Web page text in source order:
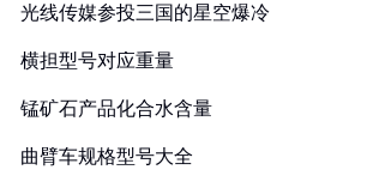
光线传媒参投三国的星空爆冷
横担型号对应重量
锰矿石产品化合水含量
曲臂车规格型号大全